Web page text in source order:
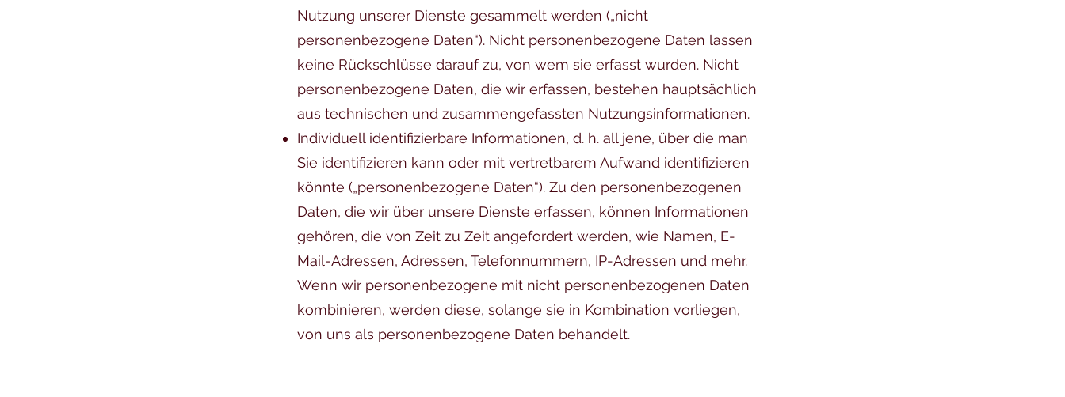
Nutzung unserer Dienste gesammelt werden („nicht
personenbezogene Daten“). Nicht personenbezogene Daten lassen
keine Rückschlüsse darauf zu, von wem sie erfasst wurden. Nicht
personenbezogene Daten, die wir erfassen, bestehen hauptsächlich
aus technischen und zusammengefassten Nutzungsinformationen.
Individuell identifizierbare Informationen, d. h. all jene, über die man
Sie identifizieren kann oder mit vertretbarem Aufwand identifizieren
könnte („personenbezogene Daten“). Zu den personenbezogenen
Daten, die wir über unsere Dienste erfassen, können Informationen
gehören, die von Zeit zu Zeit angefordert werden, wie Namen, E-
Mail-Adressen, Adressen, Telefonnummern, IP-Adressen und mehr.
Wenn wir personenbezogene mit nicht personenbezogenen Daten
kombinieren, werden diese, solange sie in Kombination vorliegen,
von uns als personenbezogene Daten behandelt.